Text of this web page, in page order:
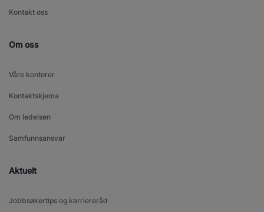
Kontakt oss
Om oss
Våre kontorer
Kontaktskjema
Om ledelsen
Samfunnsansvar
Aktuelt
Jobbsøkertips og karriereråd